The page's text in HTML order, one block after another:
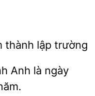
thành lập trường
là ngày